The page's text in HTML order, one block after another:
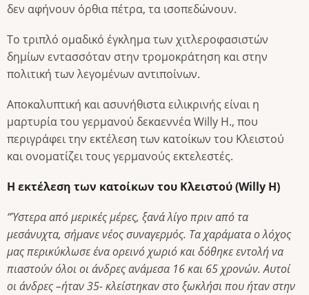
δεν αφήνουν όρθια πέτρα, τα ισοπεδώνουν.
Το τριπλό ομαδικό έγκλημα των χιτλεροφασιστών
δημίων εντασσόταν στην τρομοκράτηση και στην
πολιτική των λεγομένων αντιποίνων.
Αποκαλυπτική και ασυνήθιστα ειλικρινής είναι η
μαρτυρία του γερμανού δεκαεννέα Willy H., που
περιγράφει την εκτέλεση των κατοίκων του Κλειστού
και ονοματίζει τους γερμανούς εκτελεστές.
Η εκτέλεση των κατοίκων του Κλειστού (Willy H)
“Ύστερα από μερικές μέρες, ξανά λίγο πριν από τα
μεσάνυχτα, σήμανε νέος συναγερμός. Τα χαράματα ο λόχος
μας περικύκλωσε ένα ορεινό χωριό και δόθηκε εντολή να
πιαστούν όλοι οι άνδρες ανάμεσα 16 και 65 χρονών. Αυτοί
οι άνδρες –ήταν 35- κλείστηκαν στο ξωκλήσι που ήταν στην